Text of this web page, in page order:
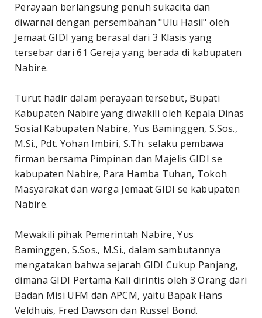
Perayaan berlangsung penuh sukacita dan
diwarnai dengan persembahan "Ulu Hasil" oleh
Jemaat GIDI yang berasal dari 3 Klasis yang
tersebar dari 61 Gereja yang berada di kabupaten
Nabire.
Turut hadir dalam perayaan tersebut, Bupati
Kabupaten Nabire yang diwakili oleh Kepala Dinas
Sosial Kabupaten Nabire, Yus Baminggen, S.Sos.,
M.Si., Pdt. Yohan Imbiri, S.Th. selaku pembawa
firman bersama Pimpinan dan Majelis GIDI se
kabupaten Nabire, Para Hamba Tuhan, Tokoh
Masyarakat dan warga Jemaat GIDI se kabupaten
Nabire.
Mewakili pihak Pemerintah Nabire, Yus
Baminggen, S.Sos., M.Si., dalam sambutannya
mengatakan bahwa sejarah GIDI Cukup Panjang,
dimana GIDI Pertama Kali dirintis oleh 3 Orang dari
Badan Misi UFM dan APCM, yaitu Bapak Hans
Veldhuis, Fred Dawson dan Russel Bond.